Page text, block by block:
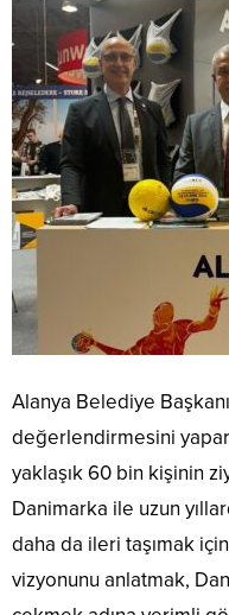
Alanya Belediye
değerlendirmesini
yaklaşık 60 bin kişinin
Danimarka ile uzun
daha da ileri taşımak
vizyonunu anlatmak,